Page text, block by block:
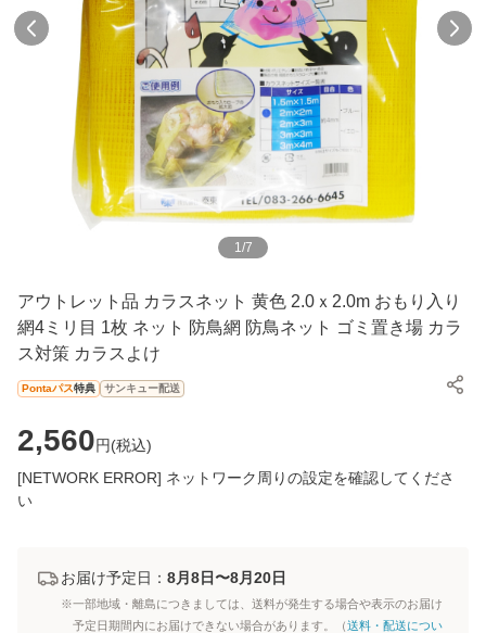
1 /7
アウトレット品 カラスネット 黄色 2.0ｘ2.0m おもり入り
網4ミリ目 1枚 ネット 防鳥網 防鳥ネット ゴミ置き場 カラ
ス対策 カラスよけ
Pontaパス特典 サンキュー配送
2,560円(税込)
[NETWORK ERROR] ネットワーク周りの設定を確認してくださ
い
お届け予定日： 8月8日〜8月20日
※一部地域・離島につきましては、送料が発生する場合や表示のお届け
予定日期間内にお届けできない場合があります。（送料・配送につい